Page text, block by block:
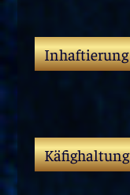
Inhaftierung
Käfighaltung